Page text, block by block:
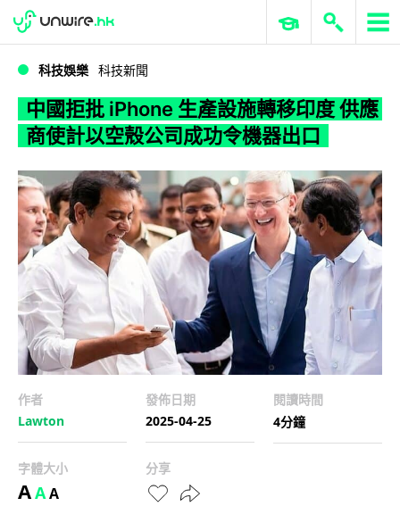
WWDC 2026 ERP 與商業 AI
科技娛樂 科技新聞
中國拒批 iPhone 生產設施轉移印度 供應
商使計以空殼公司成功令機器出口
作者
Lawton
發佈日期
2025-04-25
閱讀時間
4分鐘
字體大小
AAA
分享